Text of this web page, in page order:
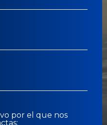
por el que nos